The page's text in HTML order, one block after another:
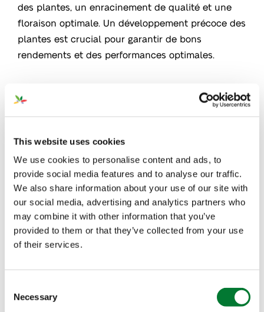
This website uses cookies
We use cookies to personalise content and ads, to
provide social media features and to analyse our traffic.
We also share information about your use of our site with
our social media, advertising and analytics partners who
may combine it with other information that you’ve
provided to them or that they’ve collected from your use
of their services.
Selection
Necessary
des plantes, un enracinement de qualité et une
floraison optimale. Un développement précoce des
plantes est crucial pour garantir de bons
rendements et des performances optimales.
pousses
disponibles
Développé pour la fertigation des cultures de
plein champ ou sous serres. Convient également
pour l'injection dans le sol
Produit dans un large choix de couleurs intenses
qui permettent de distinguer le produit et la
solution finale